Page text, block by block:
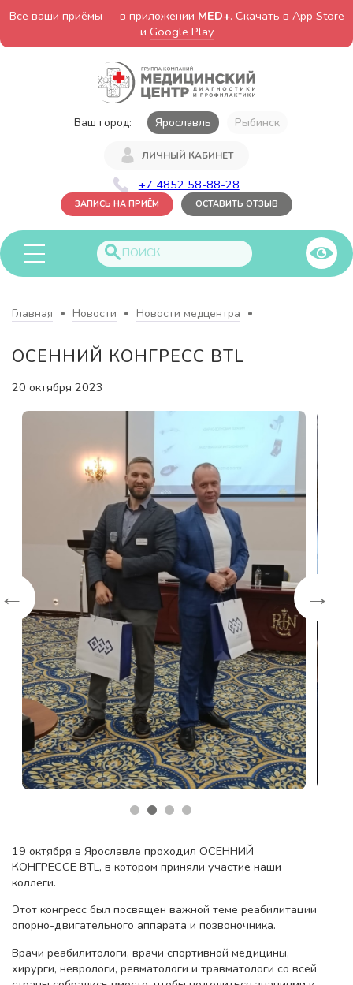
Все ваши приёмы — в приложении MED+. Скачать в App Store
и Google Play
Ваш город: Ярославль Рыбинск
ЛИЧНЫЙ КАБИНЕТ
+7 4852 58-88-28
ЗАПИСЬ НА ПРИЁМ ОСТАВИТЬ ОТЗЫВ
Главная Новости Новости медцентра
ОСЕННИЙ КОНГРЕСС BTL
20 октября 2023
← →
19 октября в Ярославле проходил ОСЕННИЙ
КОНГРЕССЕ BTL, в котором приняли участие наши
коллеги.
Этот конгресс был посвящен важной теме реабилитации
опорно-двигательного аппарата и позвоночника.
Врачи реабилитологи, врачи спортивной медицины,
хирурги, неврологи, ревматологи и травматологи со всей